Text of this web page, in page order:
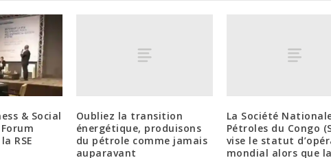
& Social
RSE
Oubliez la transition
énergétique, produisons
du pétrole comme jamais
auparavant
La Société
Pétroles du Congo
vise le statut
mondial alors que